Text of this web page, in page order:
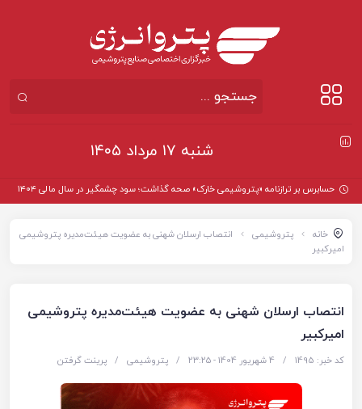
شنبه ۱۷ مرداد ۱۴۰۵
حسابرس بر ترازنامه «پتروشیمی خارک» صحه گذاشت؛ سود چشمگیر در سال مالی ۱۴۰۴
خانه پتروشیمی
انتصاب ارسلان شهنی به عضویت هیئت‌مدیره پتروشیمی
امیرکبیر
انتصاب ارسلان شهنی به عضویت هیئت‌مدیره پتروشیمی
امیرکبیر
کد خبر: 1495 / 4 شهریور 1404 - ۲۳:۲۵ / پتروشیمی / پرینت گرفتن